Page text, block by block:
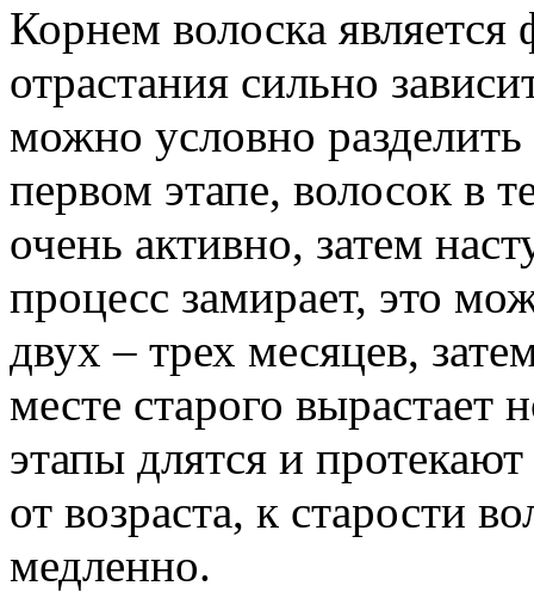
Корнем волоска является
отрастания сильно
можно условно
первом этапе, волосок в
очень активно, затем
процесс замирает, это
двух – трех месяцев,
месте старого вырастает
этапы длятся и
от возраста, к старости
медленно.